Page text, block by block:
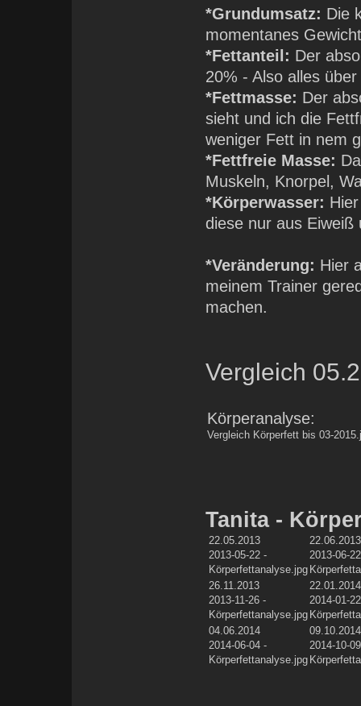
*Grundumsatz: Die
momentanes
*Fettanteil: Der
20% - Also alles
*Fettmasse: Der
sieht und ich die
weniger Fett in nem
*Fettfreie Masse:
Muskeln, Knorpel,
*Körperwasser:
diese nur aus Eiweiß
*Veränderung: Hier
meinem Trainer
machen.
Vergleich
Körperanalyse:
Vergleich Körperfett bis 03-
Tanita -
22.05.2013
2013-05-22 -
Körperfettanalyse.jpg
22.06.2013
2013-06-
26.11.2013
2013-11-26 -
Körperfettanalyse.jpg
22.01.2014
2014-01-
04.06.2014
2014-06-04 -
Körperfettanalyse.jpg
09.10.2014
2014-10-